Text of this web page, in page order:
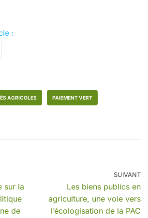
:
AGRICOLES PAIEMENT VERT
sur la
de
SUIVANT
Les biens publics en
agriculture, une voie vers
l’écologisation de la PAC